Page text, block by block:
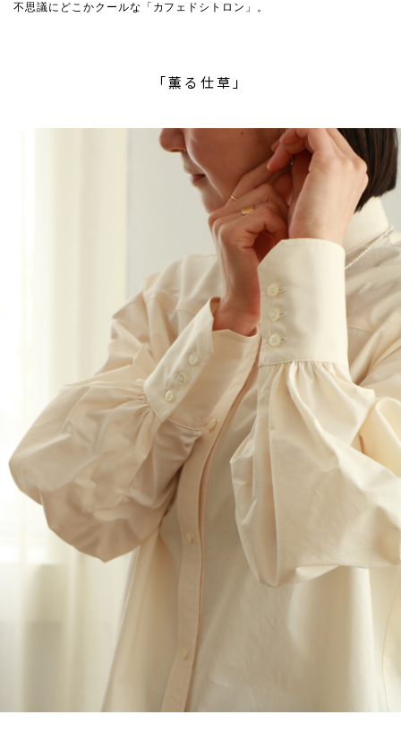
不思議にどこかクールな「カフェドシトロン」。
「薫る仕草」